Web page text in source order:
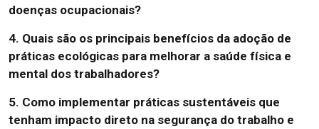
doenças ocupacionais?
4. Quais são os principais benefícios da adoção de
práticas ecológicas para melhorar a saúde física e
mental dos trabalhadores?
5. Como implementar práticas sustentáveis que
tenham impacto direto na segurança do trabalho e